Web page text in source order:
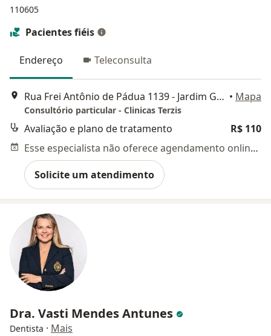
110605
Pacientes fiéis
Endereço Teleconsulta
Rua Frei Antônio de Pádua 1139 - Jardim Guanabara, Campinas • Mapa
Consultório particular - Clinicas Terzis
Avaliação e plano de tratamento
R$ 110
Esse especialista não oferece agendamento online para esse endereço.
Solicite um atendimento
Dra. Vasti Mendes Antunes
Dentista · Mais